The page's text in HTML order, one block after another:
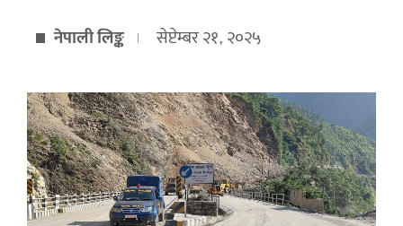
नेपाली लिङ्क सेप्टेम्बर २१, २०२५